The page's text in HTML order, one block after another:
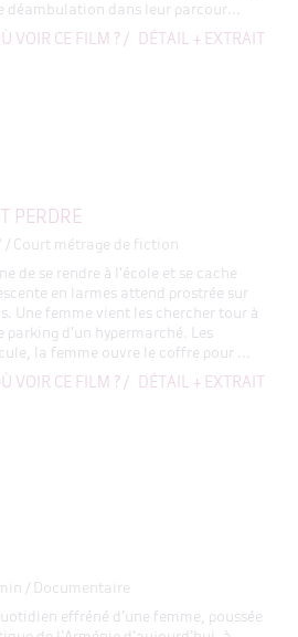
déambulation dans leur parcour...
VOIR CE FILM ? / DÉTAIL + EXTRAIT
PERDRE
/ Court métrage de fiction
de se rendre à l'école et se cache
en larmes attend prostrée sur
Une femme vient les chercher tour à
parking d'un hypermarché. Les
la femme ouvre le coffre pour ...
VOIR CE FILM ? / DÉTAIL + EXTRAIT
/ Documentaire
effréné d’une femme, poussée